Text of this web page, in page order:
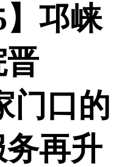
】邛崃
晋
门口的
再升